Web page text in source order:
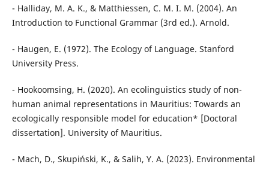
- Halliday, M. A. K., & Matthiessen, C. M. I. M. (2004). An
Introduction to Functional Grammar (3rd ed.). Arnold.
- Haugen, E. (1972). The Ecology of Language. Stanford
University Press.
- Hookoomsing, H. (2020). An ecolinguistics study of non-
human animal representations in Mauritius: Towards an
ecologically responsible model for education* [Doctoral
dissertation]. University of Mauritius.
- Mach, D., Skupiński, K., & Salih, Y. A. (2023). Environmental